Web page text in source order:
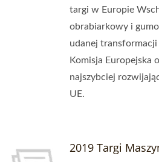
targi w Europie
obrabiarkowy i
udanej
Komisja Europejska
najszybciej
UE.
2019 Targi